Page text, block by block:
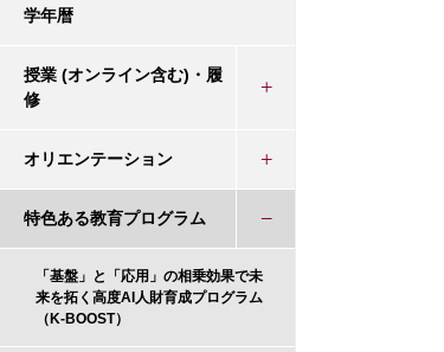
学年暦
授業 (オンライン含む)・履
修
オリエンテーション
特色ある教育プログラム
「基盤」と「応用」の相乗効果で未
来を拓く高度AI人財育成プログラム
（K-BOOST）